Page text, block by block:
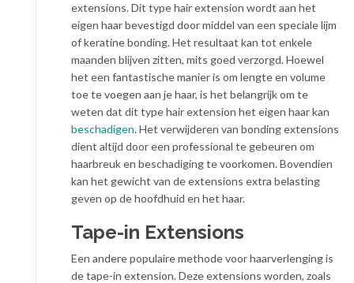
extensions. Dit type hair extension wordt aan het
eigen haar bevestigd door middel van een speciale lijm
of keratine bonding. Het resultaat kan tot enkele
maanden blijven zitten, mits goed verzorgd. Hoewel
het een fantastische manier is om lengte en volume
toe te voegen aan je haar, is het belangrijk om te
weten dat dit type hair extension het eigen haar kan
beschadigen. Het verwijderen van bonding extensions
dient altijd door een professional te gebeuren om
haarbreuk en beschadiging te voorkomen. Bovendien
kan het gewicht van de extensions extra belasting
geven op de hoofdhuid en het haar.
Tape-in Extensions
Een andere populaire methode voor haarverlenging is
de tape-in extension. Deze extensions worden, zoals